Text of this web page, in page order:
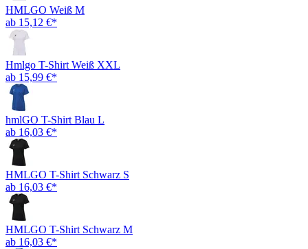
HMLGO Weiß M
ab 15,12 €*
Hmlgo T-Shirt Weiß XXL
ab 15,99 €*
hmlGO T-Shirt Blau L
ab 16,03 €*
HMLGO T-Shirt Schwarz S
ab 16,03 €*
HMLGO T-Shirt Schwarz M
ab 16,03 €*